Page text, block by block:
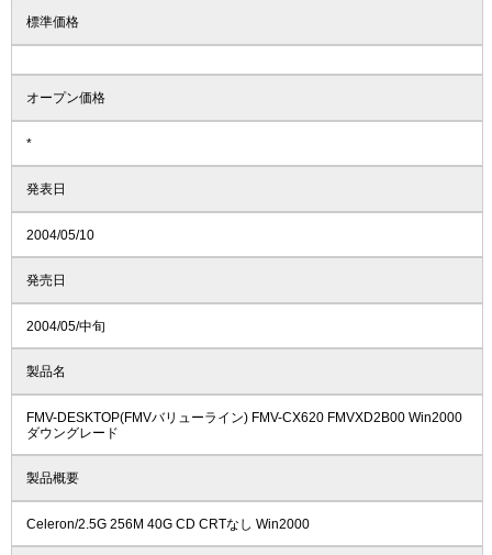
標準価格
オープン価格
*
発表日
2004/05/10
発売日
2004/05/中旬
製品名
FMV-DESKTOP(FMVバリューライン) FMV-CX620 FMVXD2B00 Win2000
ダウングレード
製品概要
Celeron/2.5G 256M 40G CD CRTなし Win2000